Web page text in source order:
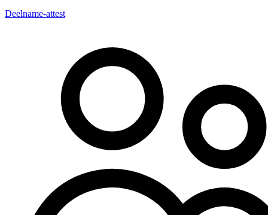
Deelname-attest